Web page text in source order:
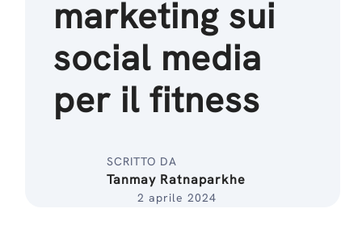
marketing sui
social media
per il fitness
SCRITTO DA
Tanmay Ratnaparkhe
2 aprile 2024